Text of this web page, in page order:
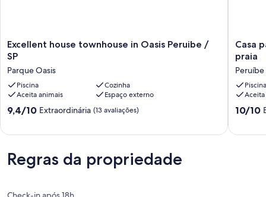
Excellent
house
in
Oasis
Peruibe
/
SP
Excellent house townhouse in Oasis Peruibe /
SP
Parque Oasis
Piscina
Cozinha
Aceita animais
Espaço externo
9.4
(13
avaliações)
9,4/10 Extraordinária (13 avaliações)
Casa
para
alugar
dos
sonhos
à
50
metros
Casa
praia
Peruíbe
Piscina
10.0
10/10
Regras da propriedade